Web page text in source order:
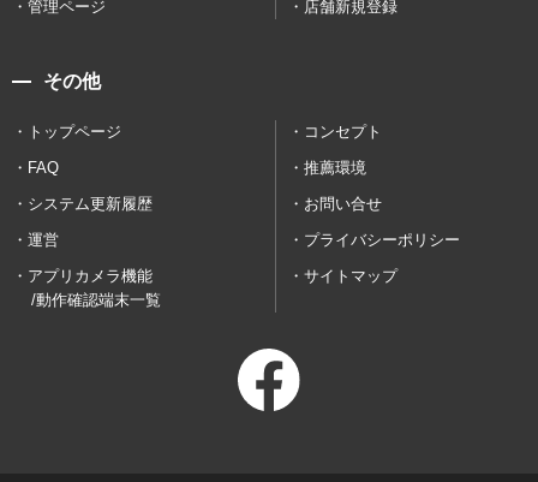
管理ページ 店舗新規登録
その他
トップページ
コンセプト
FAQ
推薦環境
システム更新履歴
お問い合せ
運営
プライバシーポリシー
アプリカメラ機能
/動作確認端末一覧
サイトマップ